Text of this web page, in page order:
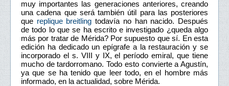
muy importantes las generaciones anteriores, creando
una cadena que será también útil para las posteriores
que replique breitling todavía no han nacido. Después
de todo lo que se ha escrito e investigado ¿queda algo
más por tratar de Mérida? Por supuesto que sí. En esta
edición ha dedicado un epígrafe a la restauración y se
incorporado el s. VIII y IX, el período emiral, que tiene
mucho de tardorromano. Todo esto convierte a Agustín,
ya que se ha tenido que leer todo, en el hombre más
informado, en la actualidad, sobre Mérida.